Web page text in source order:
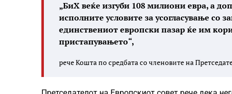
„БиХ веќе изгуби 108 милиони евра, а
исполните условите за усогласување со
единствениот европски пазар ќе им
пристапувањето“,
рече Кошта по средбата со членовите на